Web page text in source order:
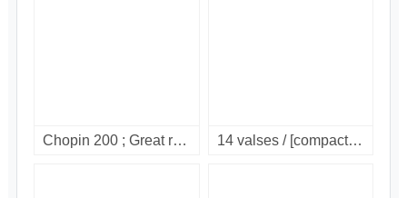
Chopin 200 ; Great recordings / Vol. 4 : mazurkas. [compact disc]. 14 valses / [compact disc]